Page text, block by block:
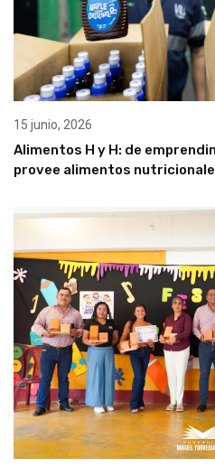
15 junio, 2026
Alimentos H y H: de
provee alimentos